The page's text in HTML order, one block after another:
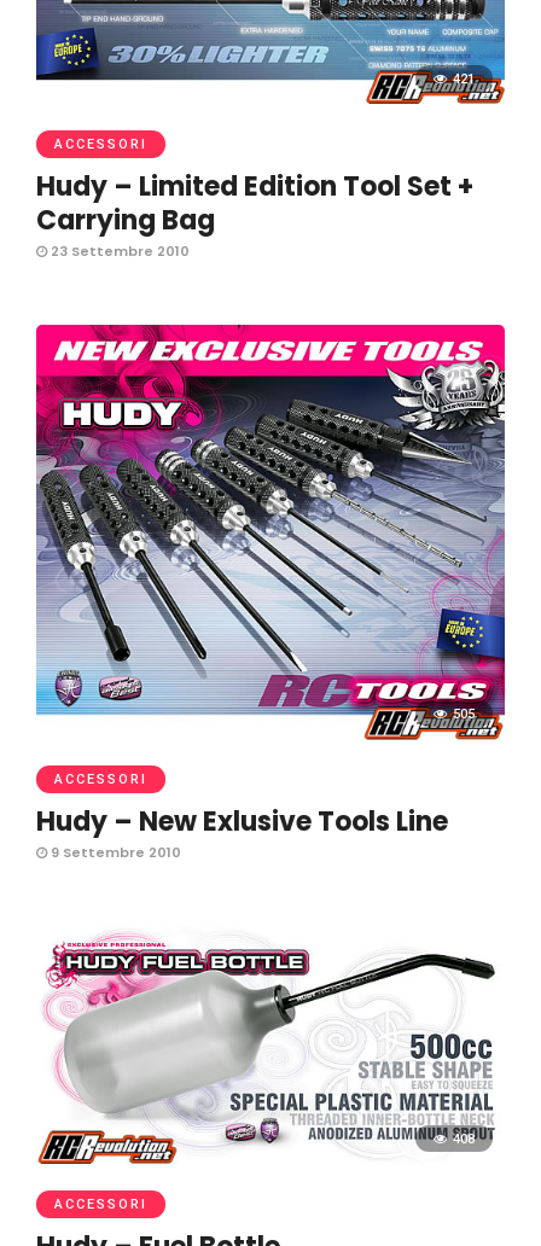
421
ACCESSORI
Hudy – Limited Edition Tool Set +
Carrying Bag
23 Settembre 2010
505
ACCESSORI
Hudy – New Exlusive Tools Line
9 Settembre 2010
408
ACCESSORI